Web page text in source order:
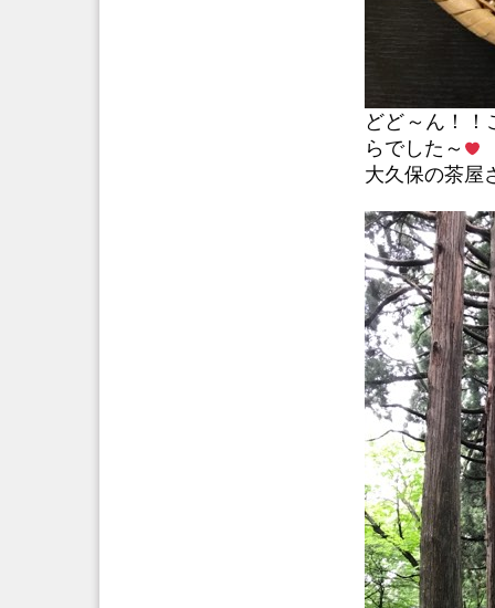
どど～ん！！
らでした～
大久保の茶屋